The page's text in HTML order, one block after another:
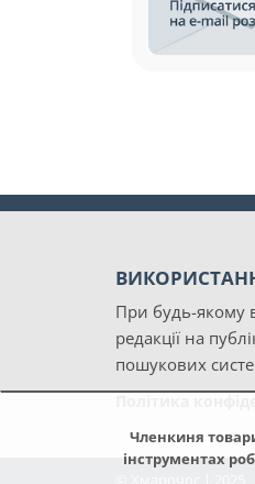
Членкиня
інструментах
При будь-якому
редакції на
пошукових